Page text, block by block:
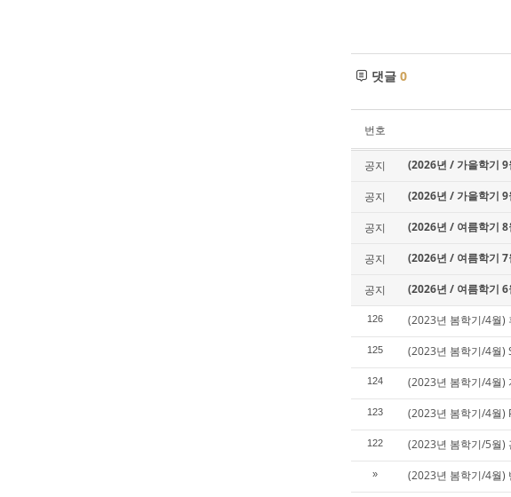
댓글 0
번호
공지 (2026년 / 가을학기 9
공지 (2026년 / 가을학기 9
공지 (2026년 / 여름학기
공지 (2026년 / 여름학기 7
공지 (2026년 / 여름학기 6
126 (2023년 봄학기/4월)
125 (2023년 봄학기/4월)
124 (2023년 봄학기/4월)
123 (2023년 봄학기/4월)
122 (2023년 봄학기/5월)
» (2023년 봄학기/4월)